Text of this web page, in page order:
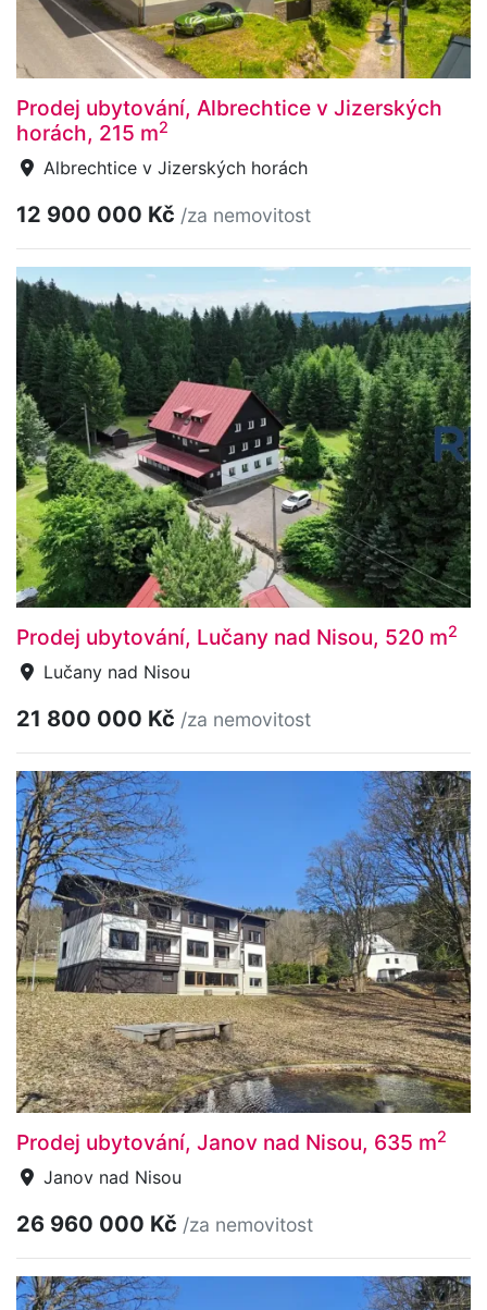
Prodej ubytování, Albrechtice v Jizerských
horách, 215 m2
Albrechtice v Jizerských horách
12 900 000 Kč /za nemovitost
Prodej ubytování, Lučany nad Nisou, 520 m2
Lučany nad Nisou
21 800 000 Kč /za nemovitost
Prodej ubytování, Janov nad Nisou, 635 m2
Janov nad Nisou
26 960 000 Kč /za nemovitost